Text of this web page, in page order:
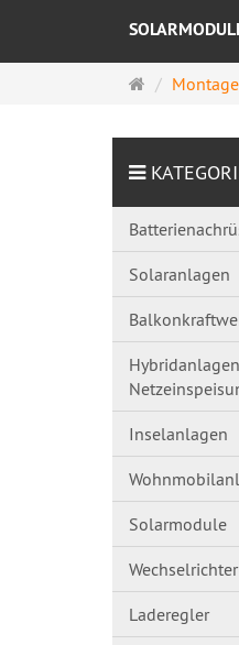
Startseite
Solaranlagen
Inselanlagen
Solarmodule
Wechselrichter
Laderegler